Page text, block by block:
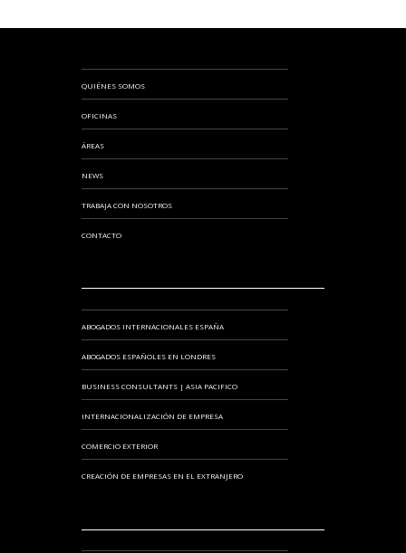
QUIÉNES SOMOS
OFICINAS
ÁREAS
NEWS
TRABAJA CON NOSOTROS
CONTACTO
ABOGADOS INTERNACIONALES ESPAÑA
ABOGADOS ESPAÑOLES EN LONDRES
BUSINESS CONSULTANTS | ASIA PACIFICO
INTERNACIONALIZACIÓN DE EMPRESA
COMERCIO EXTERIOR
CREACIÓN DE EMPRESAS EN EL EXTRANJERO